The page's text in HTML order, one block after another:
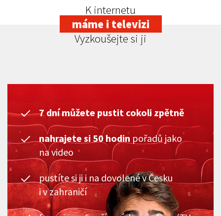
K internetu
máme i televizi
Vyzkoušejte si ji
7 dní můžete pustit cokoli zpětně
nahrajete si 50 hodin pořadů jako
na video
pustíte si ji i na dovolené v Česku
i v zahraničí